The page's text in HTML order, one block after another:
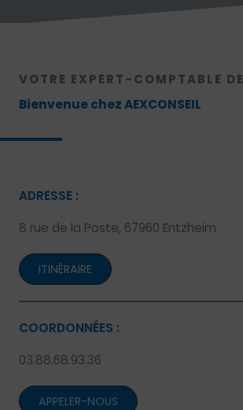
VOTRE EXPERT-COMPTABLE DE
Bienvenue chez AEXCONSEIL
ADRESSE :
8 rue de la Poste, 67960 Entzheim
ITINÉRAIRE
COORDONNÉES :
03.88.68.93.36
APPELER-NOUS